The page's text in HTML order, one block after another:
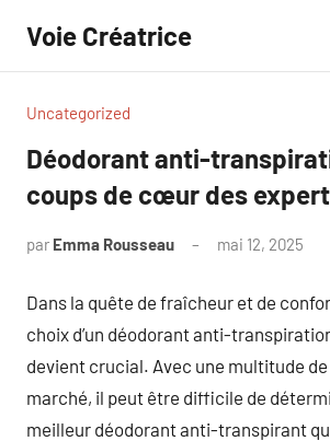
contenu
Voie Créatrice
Uncategorized
Déodorant anti-
coups de cœur des
par Emma Rousseau mai 12, 2025
Dans la quête de fraîcheur et de
choix d’un déodorant anti-
devient crucial. Avec une multitude
marché, il peut être difficile de
meilleur déodorant anti-transpirant